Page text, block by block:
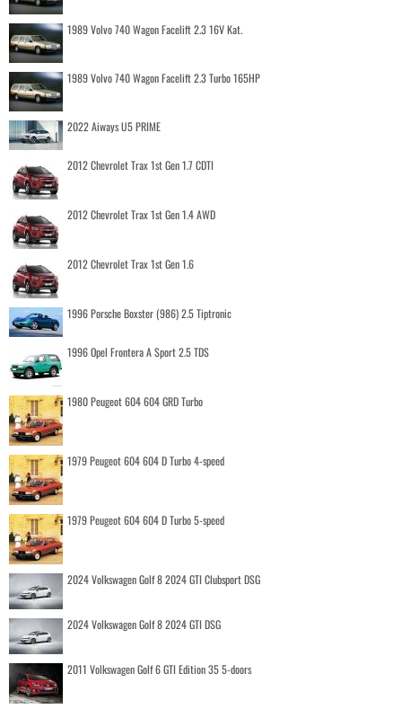
1989 Volvo 740 Wagon Facelift 2.3 16V Kat.
1989 Volvo 740 Wagon Facelift 2.3 Turbo 165HP
2022 Aiways U5 PRIME
2012 Chevrolet Trax 1st Gen 1.7 CDTI
2012 Chevrolet Trax 1st Gen 1.4 AWD
2012 Chevrolet Trax 1st Gen 1.6
1996 Porsche Boxster (986) 2.5 Tiptronic
1996 Opel Frontera A Sport 2.5 TDS
1980 Peugeot 604 604 GRD Turbo
1979 Peugeot 604 604 D Turbo 4-speed
1979 Peugeot 604 604 D Turbo 5-speed
2024 Volkswagen Golf 8 2024 GTI Clubsport DSG
2024 Volkswagen Golf 8 2024 GTI DSG
2011 Volkswagen Golf 6 GTI Edition 35 5-doors